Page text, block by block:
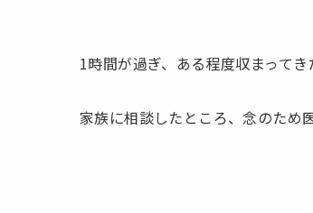
1時間が過ぎ、ある程度収まって
家族に相談したところ、念のため